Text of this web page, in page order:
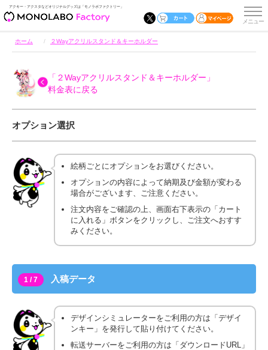
アクキー・アクスタなどオリジナルグッズは「モノラボファクトリー」
ホーム ２Wayアクリルスタンド＆キーホルダー
「２Wayアクリルスタンド＆キーホルダー」
料金表に戻る
オプション選択
絵柄ごとにオプションをお選びください。
オプションの内容によって納期及び金額が変わる
場合がございます、ご注意ください。
注文内容をご確認の上、画面右下表示の「カート
に入れる」ボタンをクリックし、ご注文へおすす
みください。
1 / 7 入稿データ
デザインシミュレーターをご利用の方は「デザイ
ンキー」を発行して貼り付けてください。
転送サーバーをご利用の方は「ダウンロードURL」